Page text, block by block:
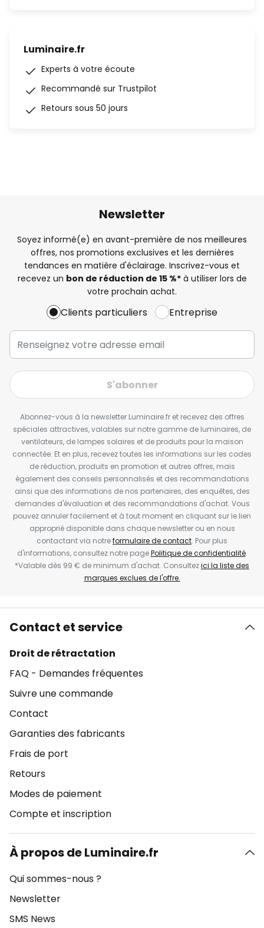
Luminaire.fr
Experts à votre écoute
Recommandé sur Trustpilot
Retours sous 50 jours
Newsletter
Soyez informé(e) en avant-première de nos meilleures
offres, nos promotions exclusives et les dernières
tendances en matière d'éclairage. Inscrivez-vous et
recevez un bon de réduction de 15 %*à utiliser lors de
votre prochain achat.
Clients particuliers Entreprise
S'abonner
Abonnez-vous à la newsletter Luminaire.fr et recevez des offres
spéciales attractives, valables sur notre gamme de luminaires, de
ventilateurs, de lampes solaires et de produits pour la maison
connectée. Et en plus, recevez toutes les informations sur les codes
de réduction, produits en promotion et autres offres, mais
également des conseils personnalisés et des recommandations
ainsi que des informations de nos partenaires, des enquêtes, des
demandes d'évaluation et des recommandations d'achat. Vous
pouvez annuler facilement et à tout moment en cliquant sur le lien
approprié disponible dans chaque newsletter ou en nous
contactant via notreformulaire de contact. Pour plus
d'informations, consultez notre pagePolitique de confidentialité.
*Valable dès 99 € de minimum d'achat. Consultezici la liste des
marques exclues de l'offre.
Contact et service
Droit de rétractation
FAQ - Demandes fréquentes
Suivre une commande
Contact
Garanties des fabricants
Frais de port
Retours
Modes de paiement
Compte et inscription
À propos de Luminaire.fr
Qui sommes-nous ?
Newsletter
SMS News